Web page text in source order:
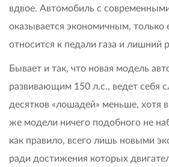
вдвое. Автомобиль с
оказывается экономичным, только
относится к педали газа и лишний
Бывает и так, что новая модель
развивающим 150 л.с., ведет себя
десятков «лошадей» меньше,
же модели ничего подобного не
как правило, всего лишь новыми
ради достижения которых